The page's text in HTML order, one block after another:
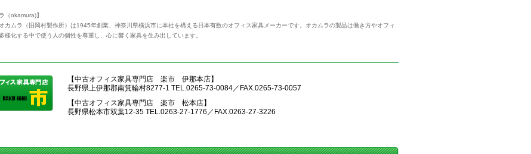
（okamura)】
カムラ（旧岡村製作所）は1945年創業、神奈川県横浜市に本社を構える日本有数のオフィス家具メーカーです。オカムラの製品は働き方やオフィ
様化する中で使う人の個性を尊重し、心に響く家具を生み出しています。
【中古オフィス家具専門店 楽市 伊那本店】
長野県上伊那郡南箕輪村8277-1 TEL.0265-73-0084／FAX.0265-73-0057
【中古オフィス家具専門店 楽市 松本店】
長野県松本市双葉12-35 TEL.0263-27-1776／FAX.0263-27-3226